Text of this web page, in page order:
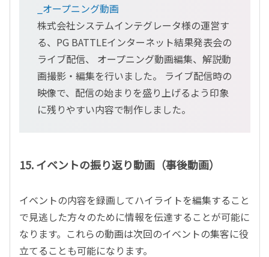
_オープニング動画
株式会社システムインテグレータ様の運営す
る、PG BATTLEインターネット結果発表会の
ライブ配信、 オープニング動画編集、解説動
画撮影・編集を行いました。 ライブ配信時の
映像で、配信の始まりを盛り上げるよう印象
に残りやすい内容で制作しました。
15. イベントの振り返り動画（事後動画）
イベントの内容を録画してハイライトを編集すること
で見逃した方々のために情報を伝達することが可能に
なります。これらの動画は次回のイベントの集客に役
立てることも可能になります。